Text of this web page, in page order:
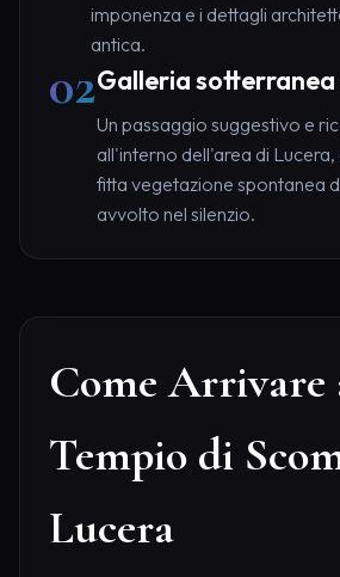
imponenza e i dettagli
antica.
02Galleria
Un passaggio suggestivo e
all'interno dell'area di
fitta vegetazione spontanea
avvolto nel silenzio.
Come Arrivare
Tempio di
Lucera